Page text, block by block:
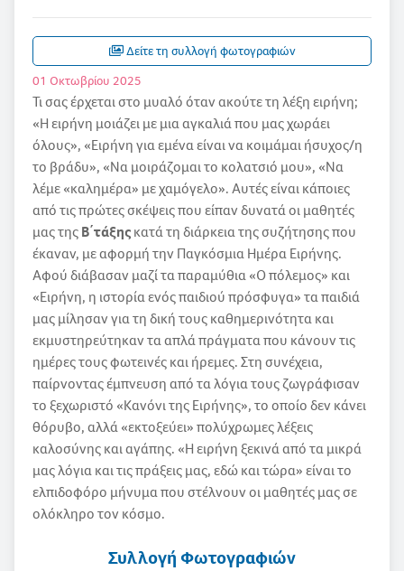
Δείτε τη συλλογή φωτογραφιών
01 Οκτωβρίου 2025
Τι σας έρχεται στο μυαλό όταν ακούτε τη λέξη ειρήνη;
«Η ειρήνη µοιάζει µε µια αγκαλιά που µας χωράει
όλους», «Ειρήνη για εµένα είναι να κοιµάµαι ήσυχος/η
το βράδυ», «Να μοιράζομαι το κολατσιό μου», «Να
λέµε «καληµέρα» µε χαµόγελο». Αυτές είναι κάποιες
από τις πρώτες σκέψεις που είπαν δυνατά οι μαθητές
μας τηςΒ΄τάξηςκατά τη διάρκεια της συζήτησης που
έκαναν, με αφορμή την Παγκόσμια Ημέρα Ειρήνης.
Αφού διάβασαν μαζί τα παραμύθια «Ο πόλεµος» και
«Ειρήνη, η ιστορία ενός παιδιού πρόσφυγα» τα παιδιά
μας μίλησαν για τη δική τους καθημερινότητα και
εκμυστηρεύτηκαν τα απλά πράγματα που κάνουν τις
ημέρες τους φωτεινές και ήρεμες. Στη συνέχεια,
παίρνοντας έμπνευση από τα λόγια τους ζωγράφισαν
το ξεχωριστό «Κανόνι της Ειρήνης», το οποίο δεν κάνει
θόρυβο, αλλά «εκτοξεύει» πολύχρωμες λέξεις
καλοσύνης και αγάπης. «Η ειρήνη ξεκινά από τα µικρά
µας λόγια και τις πράξεις µας, εδώ και τώρα» είναι το
ελπιδοφόρο μήνυμα που στέλνουν οι μαθητές μας σε
ολόκληρο τον κόσμο.
Συλλογή Φωτογραφιών